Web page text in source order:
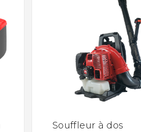
Souffleur à dos